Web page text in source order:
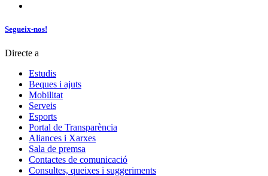
Segueix-nos!
Directe a
Estudis
Beques i ajuts
Mobilitat
Serveis
Esports
Portal de Transparència
Aliances i Xarxes
Sala de premsa
Contactes de comunicació
Consultes, queixes i suggeriments